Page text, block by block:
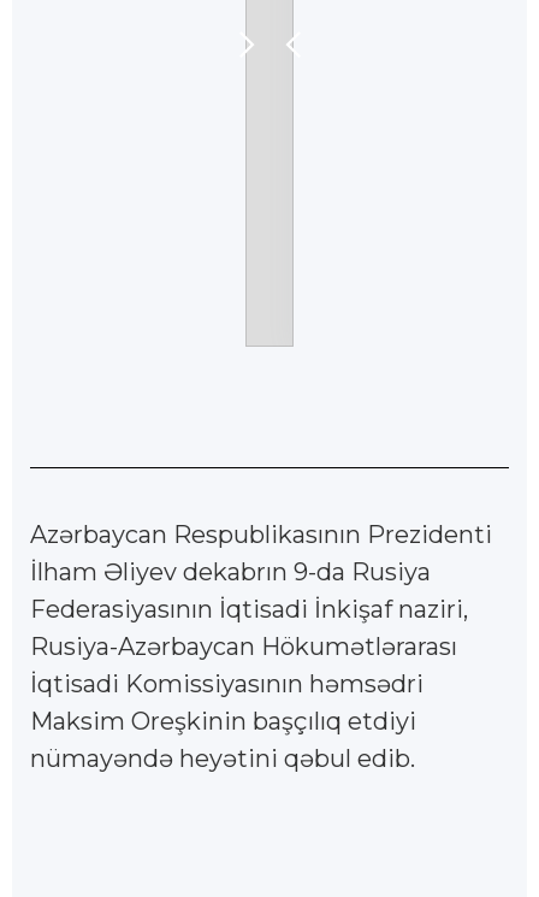
Azərbaycan Respublikasının Prezidenti
İlham Əliyev dekabrın 9-da Rusiya
Federasiyasının İqtisadi İnkişaf naziri,
Rusiya-Azərbaycan Hökumətlərarası
İqtisadi Komissiyasının həmsədri
Maksim Oreşkinin başçılıq etdiyi
nümayəndə heyətini qəbul edib.